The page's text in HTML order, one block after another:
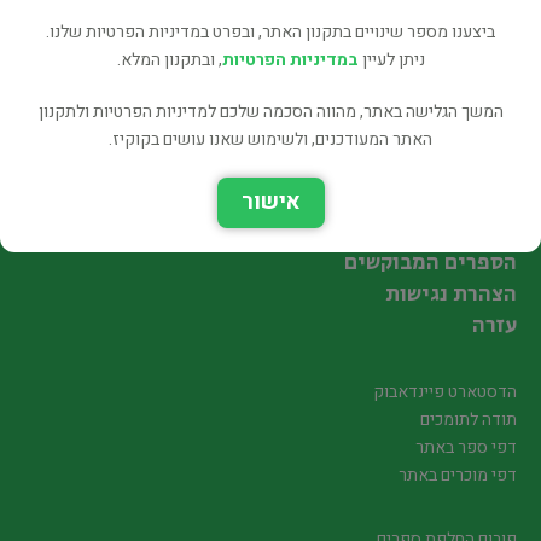
ביצענו מספר שינויים בתקנון האתר, ובפרט במדיניות הפרטיות שלנו.
ניתן לעייןבמדיניות הפרטיות, ובתקנון המלא.
המשך הגלישה באתר, מהווה הסכמה שלכם למדיניות הפרטיות ולתקנון
האתר המעודכנים, ולשימוש שאנו עושים בקוקיז.
אישור
הספרים המבוקשים
הצהרת נגישות
עזרה
הדסטארט פיינדאבוק
תודה לתומכים
דפי ספר באתר
דפי מוכרים באתר